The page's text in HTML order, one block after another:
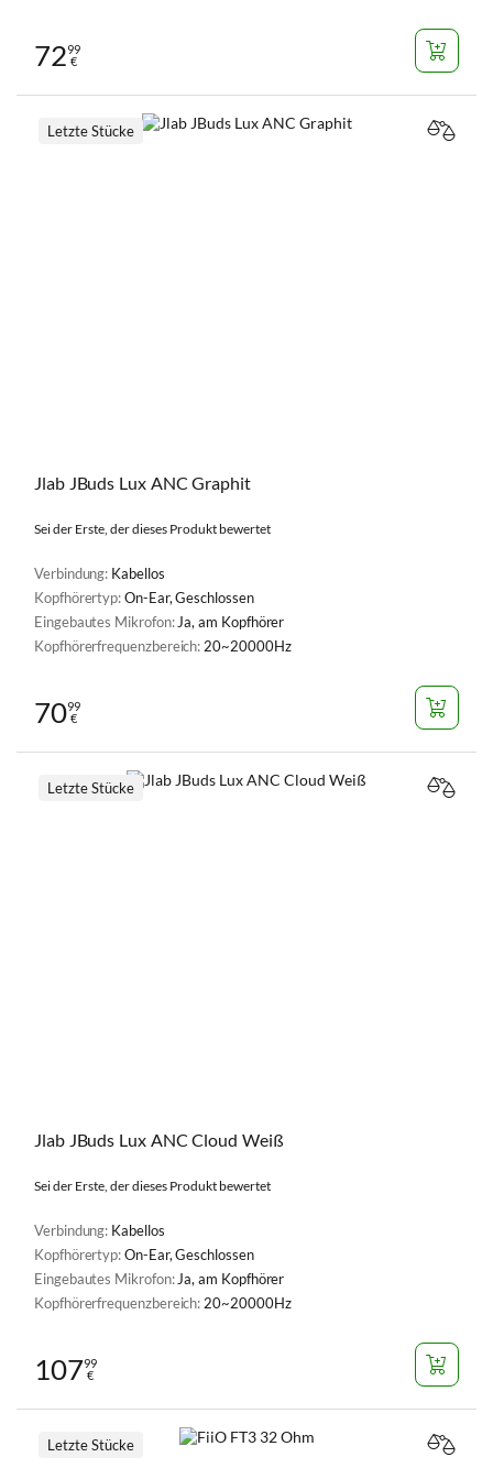
7299
€
Jlab JBuds Lux ANC Graphit
Sei der Erste, der dieses Produkt bewertet
Verbindung: Kabellos
Kopfhörertyp:On-Ear, Geschlossen
Eingebautes Mikrofon: Ja, am Kopfhörer
Kopfhörerfrequenzbereich: 20~20000Hz
Letzte Stücke
7099
€
Jlab JBuds Lux ANC Cloud Weiß
Sei der Erste, der dieses Produkt bewertet
Verbindung: Kabellos
Kopfhörertyp:On-Ear, Geschlossen
Eingebautes Mikrofon: Ja, am Kopfhörer
Kopfhörerfrequenzbereich: 20~20000Hz
Letzte Stücke
10799
€
Letzte Stücke